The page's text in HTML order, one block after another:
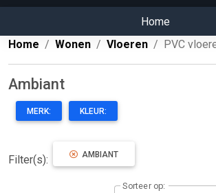
Home
Home
Wonen Vloeren PVC
Ambiant
MERK: KLEUR:
Filter(s): AMBIANT
Sorteer op: